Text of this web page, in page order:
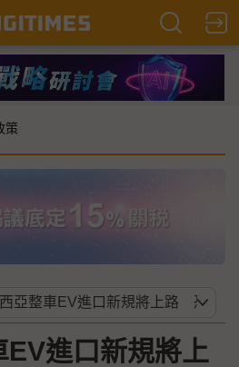
策
EV進口新規將上